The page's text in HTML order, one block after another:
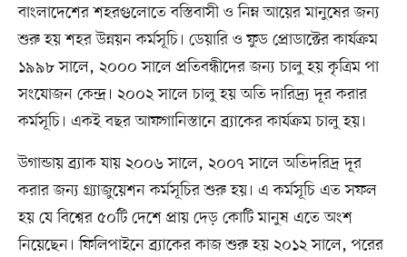
বাংলাদেশের শহরগুলোতে বস্তিবাসী ও নিম্ন আয়ের মানুষের জন্য
শুরু হয় শহর উন্নয়ন কর্মসূচি। ডেয়ারি ও ফুড প্রোডাক্টের কার্যক্রম
১৯৯৮ সালে, ২০০০ সালে প্রতিবন্ধীদের জন্য চালু হয় কৃত্রিম পা
সংযোজন কেন্দ্র। ২০০২ সালে চালু হয় অতি দারিদ্র্য দূর করার
কর্মসূচি। একই বছর আফগানিস্তানে ব্র্যাকের কার্যক্রম চালু হয়।
উগান্ডায় ব্র্যাক যায় ২০০৬ সালে, ২০০৭ সালে অতিদরিদ্র দূর
করার জন্য গ্র্যাজুয়েশন কর্মসূচির শুরু হয়। এ কর্মসূচি এত সফল
হয় যে বিশ্বের ৫০টি দেশে প্রায় দেড় কোটি মানুষ এতে অংশ
নিয়েছেন। ফিলিপাইনে ব্র্যাকের কাজ শুরু হয় ২০১২ সালে, পরের